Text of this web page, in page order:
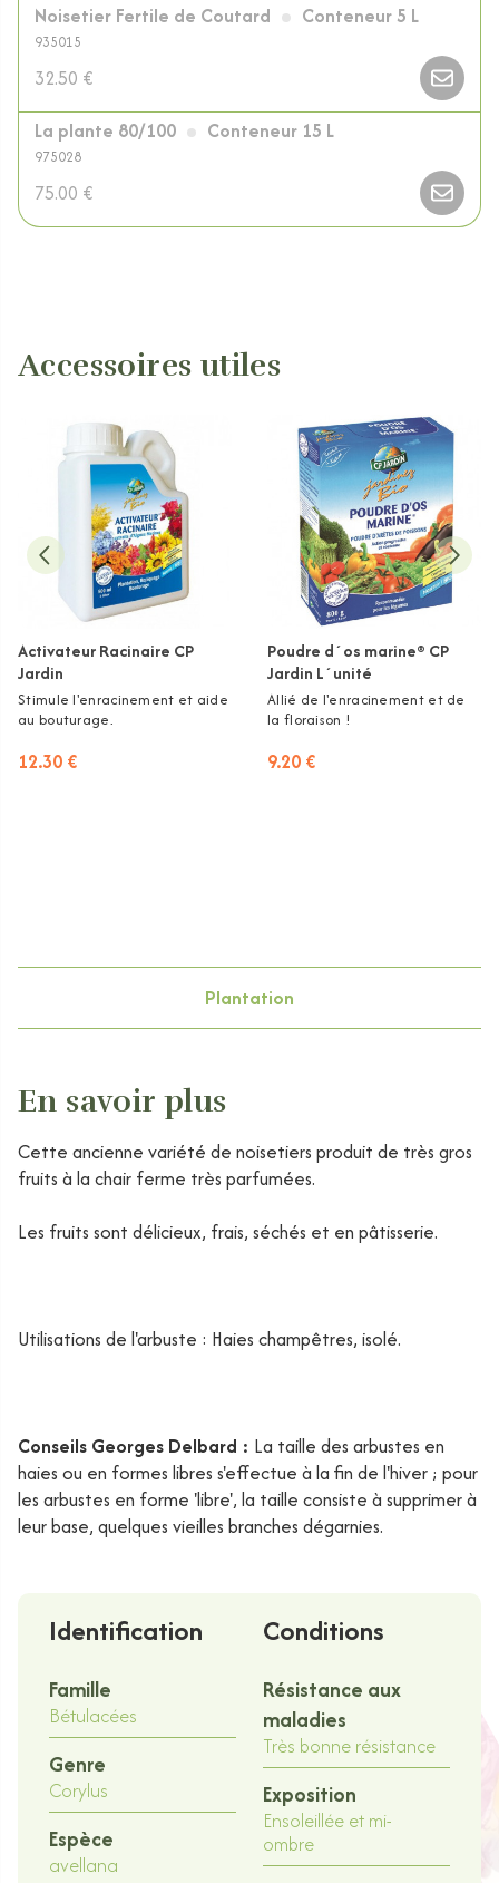
Noisetier Fertile de Coutard
Conteneur 5 L
935015
32.50 €
La plante 80/100
Conteneur 15 L
975028
75.00 €
Accessoires utiles
Activateur Racinaire CP
Jardin
Stimule l'enracinement et aide
au bouturage.
12.30 €
Poudre d´os marine® CP
Jardin L´unité
Allié de l'enracinement et de
la floraison !
9.20 €
Plantation
En savoir plus
Cette ancienne variété de noisetiers produit de très gros
fruits à la chair ferme très parfumées.
Les fruits sont délicieux, frais, séchés et en pâtisserie.
Utilisations de l'arbuste : Haies champêtres, isolé.
Conseils Georges Delbard : La taille des arbustes en
haies ou en formes libres s'effectue à la fin de l'hiver ; pour
les arbustes en forme 'libre', la taille consiste à supprimer à
leur base, quelques vieilles branches dégarnies.
Identification
Famille
Bétulacées
Genre
Corylus
Espèce
avellana
Conditions
Résistance aux
maladies
Très bonne résistance
Exposition
Ensoleillée et mi-
ombre